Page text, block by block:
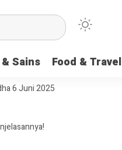
Sains Food & Travel
6 Juni 2025